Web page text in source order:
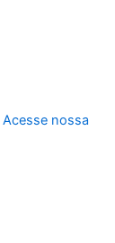
Acesse nossa